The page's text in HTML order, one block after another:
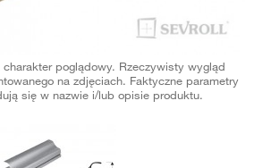
poglądowy. Rzeczywisty wygląd
na zdjęciach. Faktyczne parametry
się w nazwie i/lub opisie produktu.